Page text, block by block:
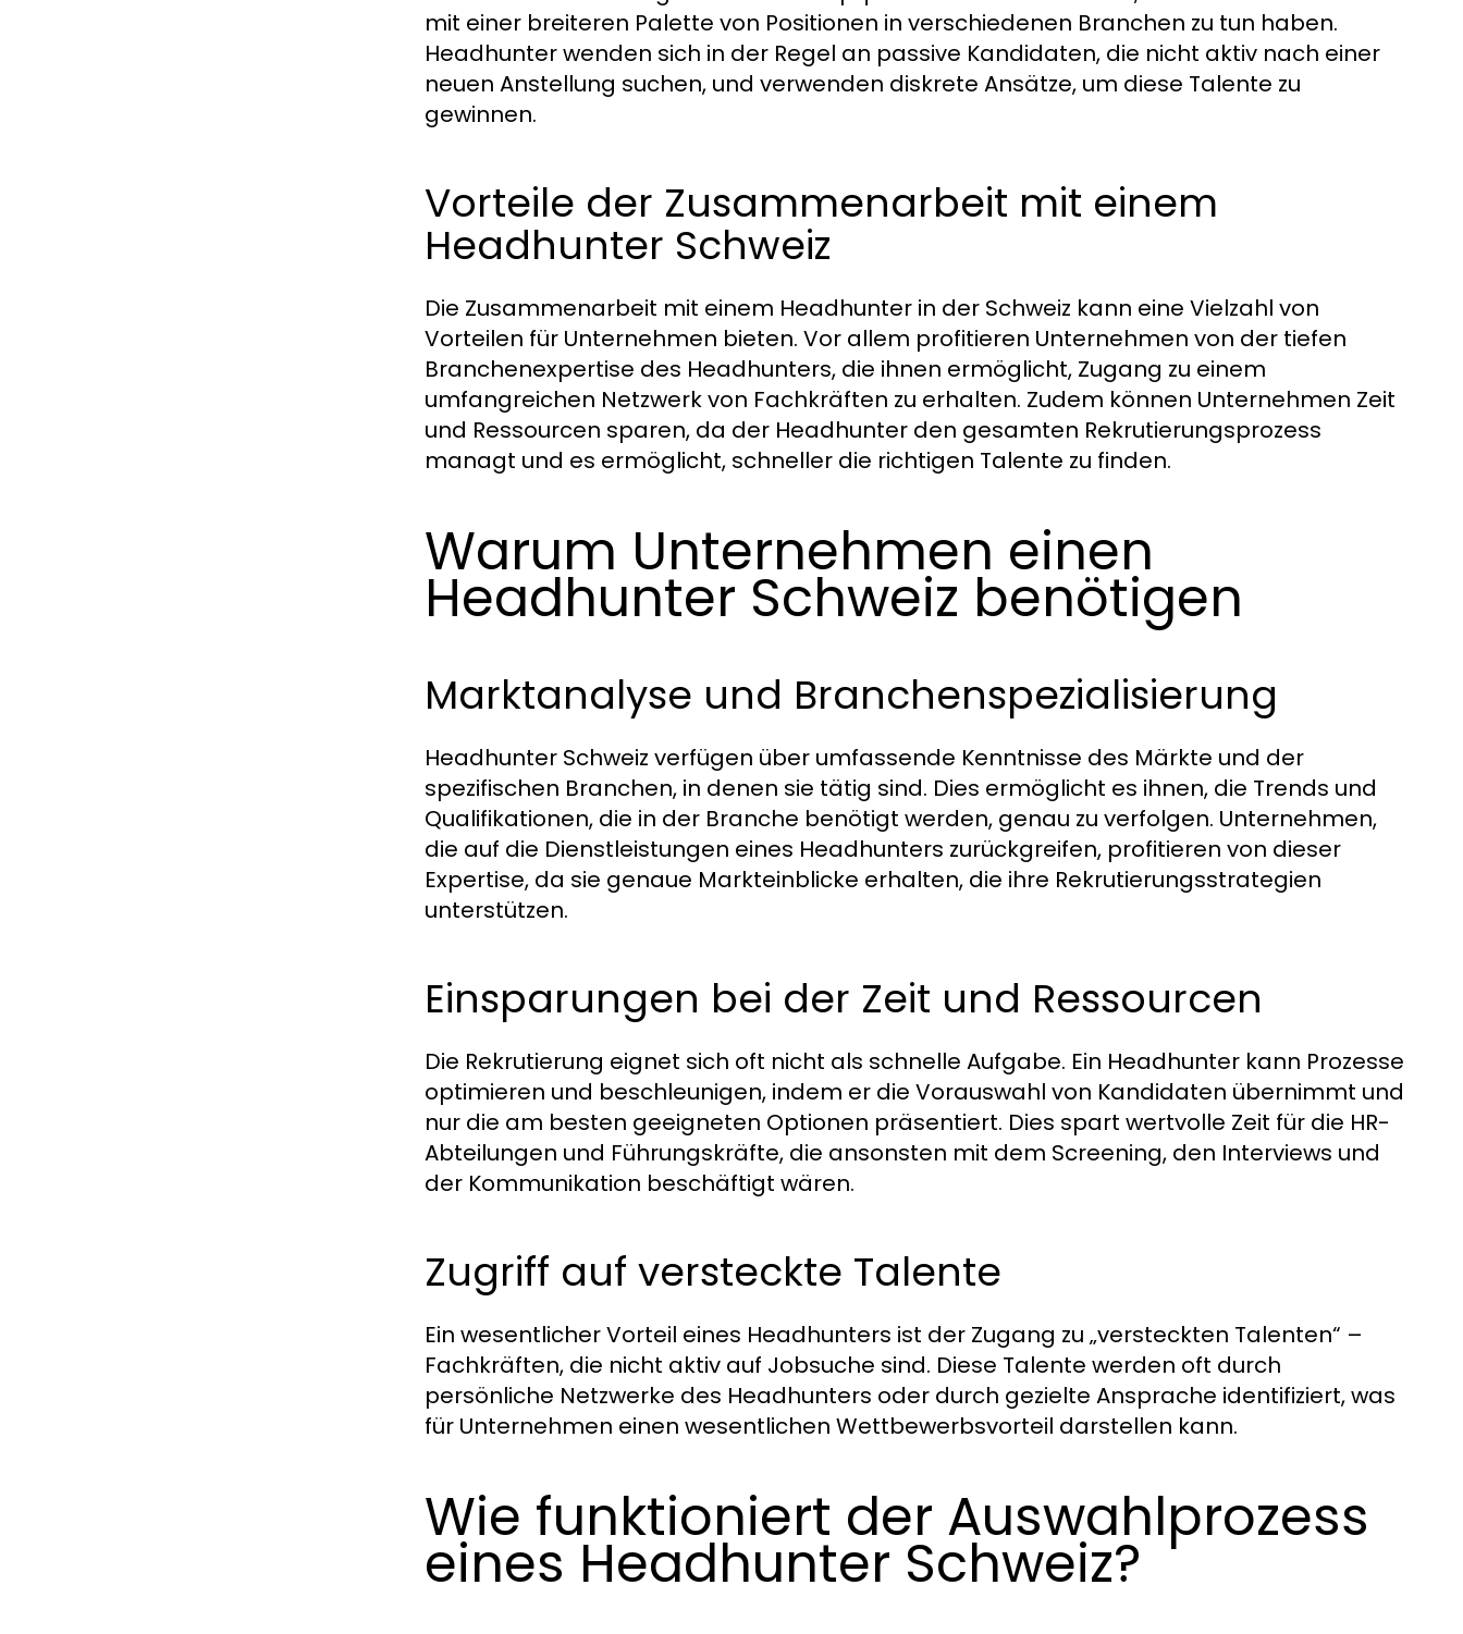
mit einer breiteren Palette von Positionen in verschiedenen Branchen zu tun haben.
Headhunter wenden sich in der Regel an passive Kandidaten, die nicht aktiv nach einer
neuen Anstellung suchen, und verwenden diskrete Ansätze, um diese Talente zu
gewinnen.
Vorteile der Zusammenarbeit mit einem
Headhunter Schweiz
Die Zusammenarbeit mit einem Headhunter in der Schweiz kann eine Vielzahl von
Vorteilen für Unternehmen bieten. Vor allem profitieren Unternehmen von der tiefen
Branchenexpertise des Headhunters, die ihnen ermöglicht, Zugang zu einem
umfangreichen Netzwerk von Fachkräften zu erhalten. Zudem können Unternehmen Zeit
und Ressourcen sparen, da der Headhunter den gesamten Rekrutierungsprozess
managt und es ermöglicht, schneller die richtigen Talente zu finden.
Warum Unternehmen einen
Headhunter Schweiz benötigen
Marktanalyse und Branchenspezialisierung
Headhunter Schweiz verfügen über umfassende Kenntnisse des Märkte und der
spezifischen Branchen, in denen sie tätig sind. Dies ermöglicht es ihnen, die Trends und
Qualifikationen, die in der Branche benötigt werden, genau zu verfolgen. Unternehmen,
die auf die Dienstleistungen eines Headhunters zurückgreifen, profitieren von dieser
Expertise, da sie genaue Markteinblicke erhalten, die ihre Rekrutierungsstrategien
unterstützen.
Einsparungen bei der Zeit und Ressourcen
Die Rekrutierung eignet sich oft nicht als schnelle Aufgabe. Ein Headhunter kann Prozesse
optimieren und beschleunigen, indem er die Vorauswahl von Kandidaten übernimmt und
nur die am besten geeigneten Optionen präsentiert. Dies spart wertvolle Zeit für die HR-
Abteilungen und Führungskräfte, die ansonsten mit dem Screening, den Interviews und
der Kommunikation beschäftigt wären.
Zugriff auf versteckte Talente
Ein wesentlicher Vorteil eines Headhunters ist der Zugang zu „versteckten Talenten“ –
Fachkräften, die nicht aktiv auf Jobsuche sind. Diese Talente werden oft durch
persönliche Netzwerke des Headhunters oder durch gezielte Ansprache identifiziert, was
für Unternehmen einen wesentlichen Wettbewerbsvorteil darstellen kann.
Wie funktioniert der Auswahlprozess
eines Headhunter Schweiz?